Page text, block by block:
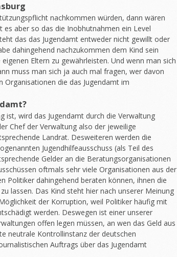
nachkommen würden, dann wären
aber so das die Inobhutnahmen ein Level
das das Jugendamt entweder nicht gewillt oder
dahingehend nachzukommen dem Kind sein
Eltern zu gewährleisten. Und wenn man sich
muss man sich ja auch mal fragen, wer davon
Organisationen die das Jugendamt im
ist, wird das Jugendamt durch die Verwaltung
Chef der Verwaltung also der jeweilige
Landrat. Desweiteren werden die
Jugendhilfeausschuss (als Teil des
Gelder an die Beratungsorganisationen
oftmals sehr viele Organisationen aus der
Politiker dahingehend beraten können, ihnen die
lassen. Das Kind steht hier nach unserer Meinung
der Korruption, weil Politiker häufig mit
werden. Deswegen ist einer unserer
offen legen müssen, an wen das Geld aus
neutrale Kontrollinstanz der deutschen
Auftrags über das Jugendamt